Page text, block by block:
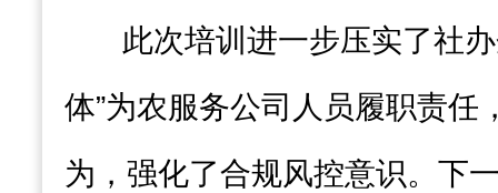
此次培训进一步压实了社
体”为农服务公司人员履职责任
为，强化了合规风控意识。下